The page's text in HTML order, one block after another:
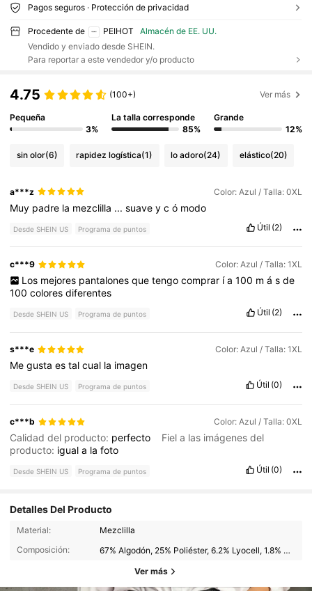
Pagos seguros · Protección de privacidad
Procedente de PEIHOT
Almacén de EE. UU.
Vendido y enviado desde SHEIN.
Para reportar a este vendedor y/o producto
4.75 (100+) Ver más
Pequeña
3%
La talla corresponde
85%
Grande
12%
sin olor(6) rapidez logística(1) lo adoro(24) elástico(20)
a***z Color: Azul / Talla: 0XL
Muy padre la mezclilla ...suaveycó modo
Desde SHEIN US Programa de puntos Útil (2)
c***9 Color: Azul / Talla: 1XL
Los mejores pantalones que tengo comprar ía 100 m á s de
100coloresdiferentes
Desde SHEIN US Programa de puntos Útil (2)
s***e Color: Azul / Talla: 1XL
Megustaestalcual la imagen
Desde SHEIN US Programa de puntos Útil (0)
c***b Color: Azul / Talla: 0XL
Calidad del producto: perfecto
Fiel a las imágenes del
producto: iguala lafoto
Desde SHEIN US Programa de puntos Útil (0)
Detalles Del Producto
Material:
Mezclilla
Composición:
67% Algodón, 25% Poliéster, 6.2% Lyocell, 1.8% Elastano
Ver más